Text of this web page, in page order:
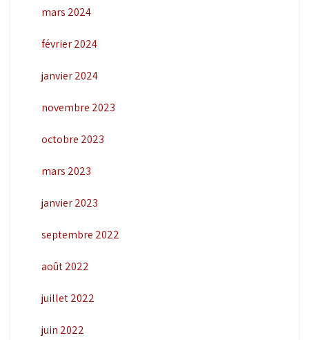
mars 2024
février 2024
janvier 2024
novembre 2023
octobre 2023
mars 2023
janvier 2023
septembre 2022
août 2022
juillet 2022
juin 2022